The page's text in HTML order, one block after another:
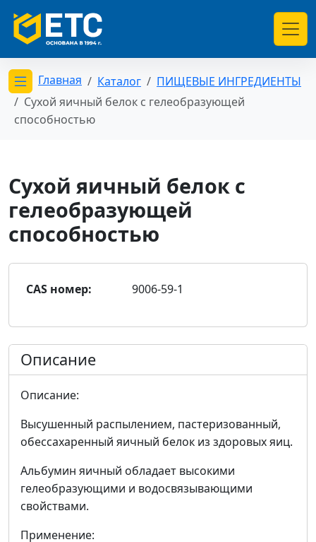
Открыть меню категорий
Главная Каталог
ПИЩЕВЫЕ ИНГРЕДИЕНТЫ
Сухой яичный белок с гелеобразующей
способностью
Сухой яичный белок с
гелеобразующей
способностью
CAS номер: 9006-59-1
Описание
Описание:
Высушенный распылением, пастеризованный,
обессахаренный яичный белок из здоровых яиц.
Альбумин яичный обладает высокими
гелеобразующими и водосвязывающими
свойствами.
Применение: